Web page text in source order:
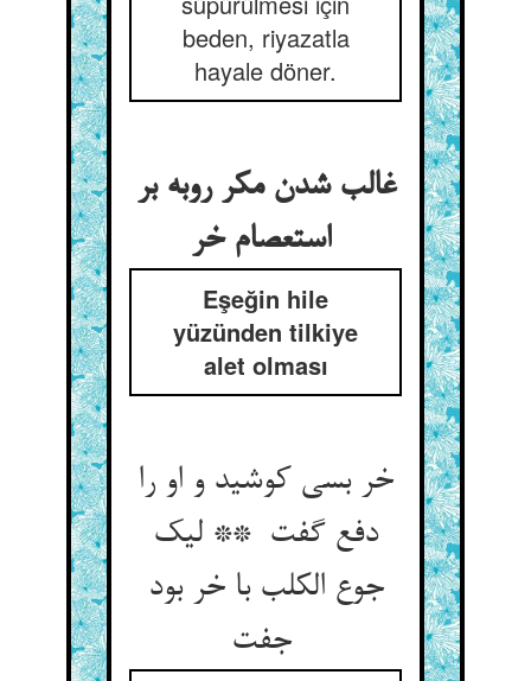
beden, riyazatla
hayale döner.
غالب شدن مکر روبه بر
استعصام خر
Eşeğin hile
yüzünden tilkiye
alet olması
خر بسی کوشید و او را
دفع گفت ** لیک
جوع الکلب با خر بود
جفت